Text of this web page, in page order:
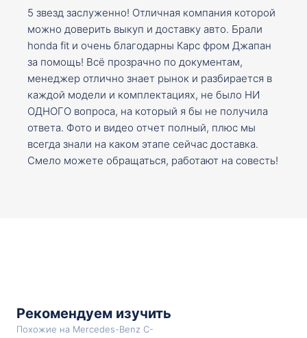
5 звезд заслуженно! Отличная компания которой
можно доверить выкуп и доставку авто. Брали
honda fit и очень благодарны Карс фром Джапан
за помощь! Всё прозрачно по документам,
менеджер отлично знает рынок и разбирается в
каждой модели и комплектациях, не было НИ
ОДНОГО вопроса, на который я бы не получила
ответа. Фото и видео отчет полный, плюс мы
всегда знали на каком этапе сейчас доставка.
Смело можете обращаться, работают на совесть!
Рекомендуем изучить
Похожие на Mercedes-Benz C-